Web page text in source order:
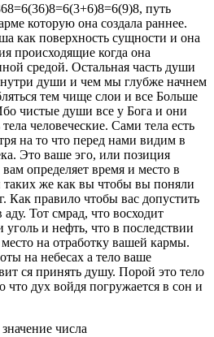
путь
которую она создала раннее.
как поверхность сущности и она
происходящие когда она
средой. Остальная часть души
души и чем мы глубже начнем
тем чище слои и все Больше
чистые души все у Бога и они
человеческие. Сами тела есть
на то что перед нами видим в
Это ваше эго, или позиция
определяет время и место в
таких же как вы чтобы вы поняли
Как правило чтобы вас допустить
Тот смрад, что восходит
и нефть, что в последствии
на отработку вашей кармы.
на небесах а тело ваше
ся принять душу. Порой это тело
что дух войдя погружается в сон и
числа